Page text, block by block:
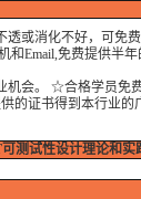
消化不好，可免费
Email,免费提供半年
会。 ☆合格学员免
的证书得到本行业
测试性设计理论和实